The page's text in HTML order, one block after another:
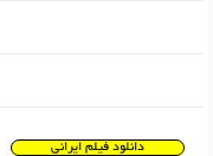
دانلود فیلم ایرانی